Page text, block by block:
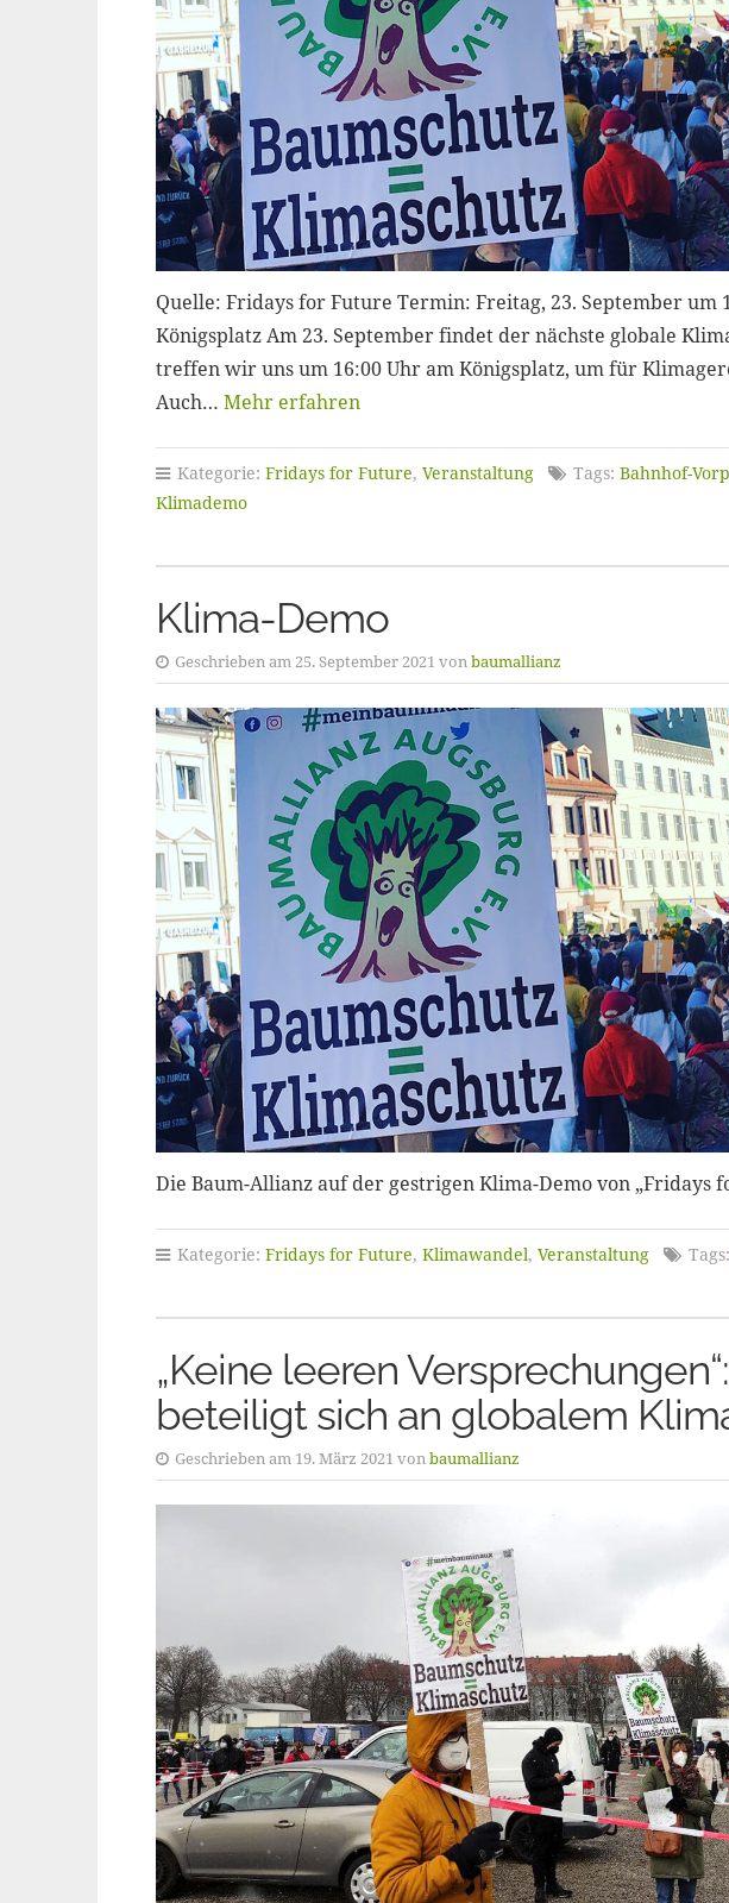
Quelle: Fridays for Future Termin: Freitag, 23. September um
Königsplatz Am 23. September findet der nächste globale
treffen wir uns um 16:00 Uhr am Königsplatz, um für
Auch… Mehr erfahren
Kategorie: Fridays for Future, Veranstaltung Tags: Bahnhof-
Klimademo
Klima-Demo
Geschrieben am 25. September 2021 von baumallianz
Die Baum-Allianz auf der gestrigen Klima-Demo von „Fridays
Kategorie: Fridays for Future, Klimawandel, Veranstaltung Tags:
„Keine leeren
beteiligt sich an globalem
Geschrieben am 19. März 2021 vonbaumallianz